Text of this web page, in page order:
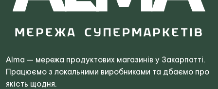
for:
Alma — мережа продуктових магазинів у Закарпатті.
Працюємо з локальними виробниками та дбаємо про
якість щодня.